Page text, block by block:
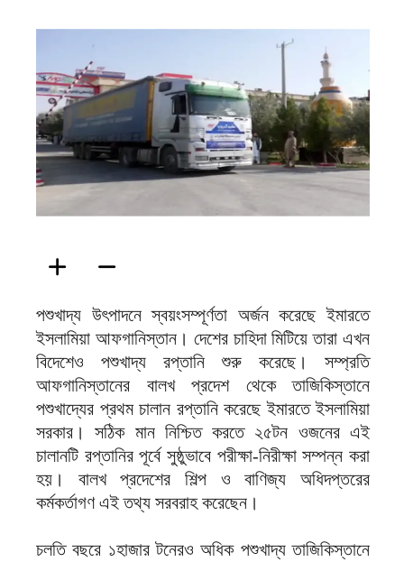
পশুখাদ্য উৎপাদনে স্বয়ংসম্পূর্ণতা অর্জন করেছে ইমারতে
ইসলামিয়া আফগানিস্তান। দেশের চাহিদা মিটিয়ে তারা এখন
বিদেশেও পশুখাদ্য রপ্তানি শুরু করেছে। সম্প্রতি
আফগানিস্তানের বালখ প্রদেশ থেকে তাজিকিস্তানে
পশুখাদ্যের প্রথম চালান রপ্তানি করেছে ইমারতে ইসলামিয়া
সরকার। সঠিক মান নিশ্চিত করতে ২৫টন ওজনের এই
চালানটি রপ্তানির পূর্বে সুষ্ঠুভাবে পরীক্ষা-নিরীক্ষা সম্পন্ন করা
হয়। বালখ প্রদেশের শিল্প ও বাণিজ্য অধিদপ্তরের
কর্মকর্তাগণ এই তথ্য সরবরাহ করেছেন।
চলতি বছরে ১হাজার টনেরও অধিক পশুখাদ্য তাজিকিস্তানে